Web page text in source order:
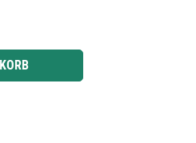
um die Anzahl zu erhöhen